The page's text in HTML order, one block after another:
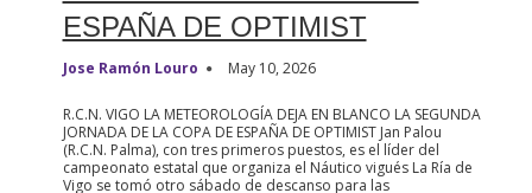
ESPAÑA DE OPTIMIST
Jose Ramón Louro May 10, 2026
R.C.N. VIGO LA METEOROLOGÍA DEJA EN BLANCO LA SEGUNDA
JORNADA DE LA COPA DE ESPAÑA DE OPTIMIST Jan Palou
(R.C.N. Palma), con tres primeros puestos, es el líder del
campeonato estatal que organiza el Náutico vigués La Ría de
Vigo se tomó otro sábado de descanso para las